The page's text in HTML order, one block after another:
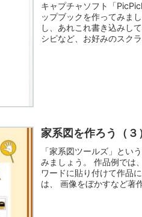
キャプチャソフト「
ップブックを作ってみま
し、あれこれ書き込みし
シピなど、お好みのスク
家系図を作ろう（３
「家系図ツールズ」とい
みましょう。 作品例では
ワードに貼り付けて作品
は、 画像をぼかすなど著